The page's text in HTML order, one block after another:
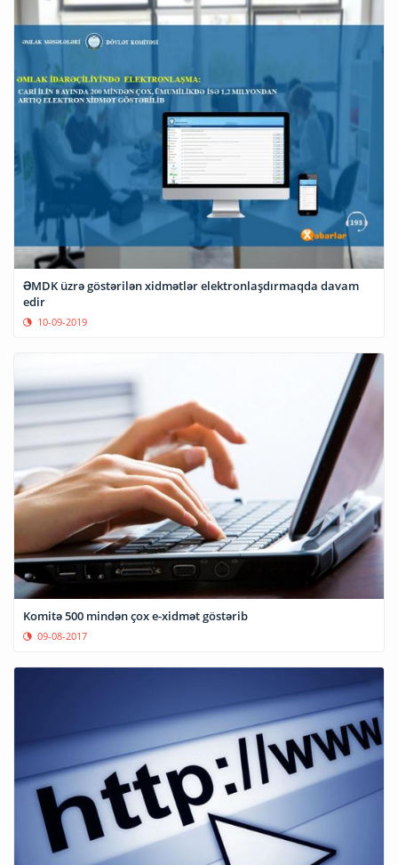
ƏMDK üzrə göstərilən xidmətlər elektronlaşdırmaqda davam
edir
10-09-2019
Komitə 500 mindən çox e-xidmət göstərib
09-08-2017